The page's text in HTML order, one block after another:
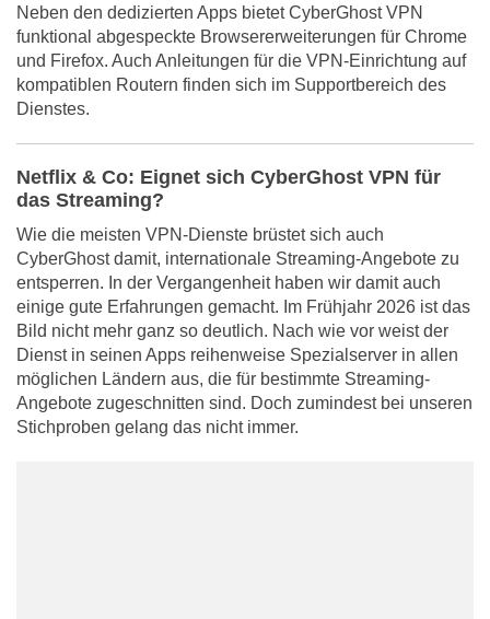
Neben den dedizierten Apps bietet CyberGhost VPN
funktional abgespeckte Browsererweiterungen für Chrome
und Firefox. Auch Anleitungen für die VPN-Einrichtung auf
kompatiblen Routern finden sich im Supportbereich des
Dienstes.
Netflix & Co: Eignet sich CyberGhost VPN für
das Streaming?
Wie die meisten VPN-Dienste brüstet sich auch
CyberGhost damit, internationale Streaming-Angebote zu
entsperren. In der Vergangenheit haben wir damit auch
einige gute Erfahrungen gemacht. Im Frühjahr 2026 ist das
Bild nicht mehr ganz so deutlich. Nach wie vor weist der
Dienst in seinen Apps reihenweise Spezialserver in allen
möglichen Ländern aus, die für bestimmte Streaming-
Angebote zugeschnitten sind. Doch zumindest bei unseren
Stichproben gelang das nicht immer.